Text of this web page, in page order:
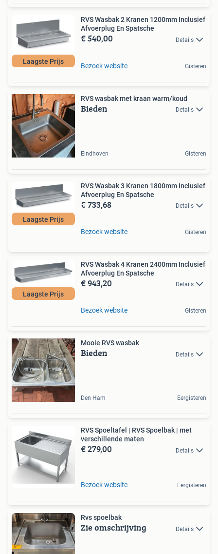
Laagste Prijs
RVS Wasbak 2 Kranen 1200mm Inclusief
Afvoerplug En Spatsche
€ 540,00 Details
Bezoek website Gisteren
RVS wasbak met kraan warm/koud
Bieden Details
Eindhoven Gisteren
Laagste Prijs
RVS Wasbak 3 Kranen 1800mm Inclusief
Afvoerplug En Spatsche
€ 733,68 Details
Bezoek website Gisteren
Laagste Prijs
RVS Wasbak 4 Kranen 2400mm Inclusief
Afvoerplug En Spatsche
€ 943,20 Details
Bezoek website Gisteren
Mooie RVS wasbak
Bieden Details
Den Ham Eergisteren
RVS Spoeltafel | RVS Spoelbak | met
verschillende maten
€ 279,00 Details
Bezoek website Eergisteren
Rvs spoelbak
Zie omschrijving Details